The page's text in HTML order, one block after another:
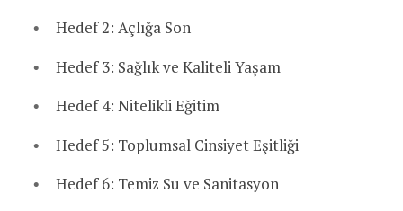
Hedef 2: Açlığa Son
Hedef 3: Sağlık ve Kaliteli Yaşam
Hedef 4: Nitelikli Eğitim
Hedef 5: Toplumsal Cinsiyet Eşitliği
Hedef 6: Temiz Su ve Sanitasyon